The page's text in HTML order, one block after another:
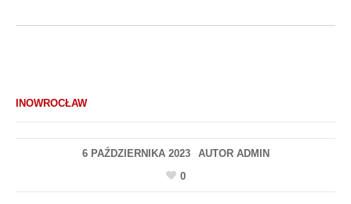
INOWROCŁAW
6 PAŹDZIERNIKA 2023 AUTOR ADMIN
0